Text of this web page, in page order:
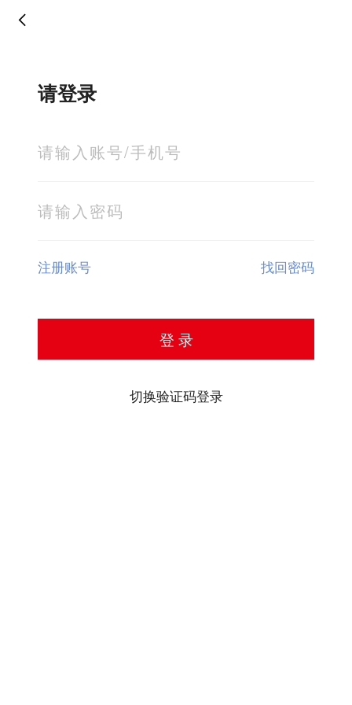
请登录
注册账号 找回密码
登 录
切换验证码登录